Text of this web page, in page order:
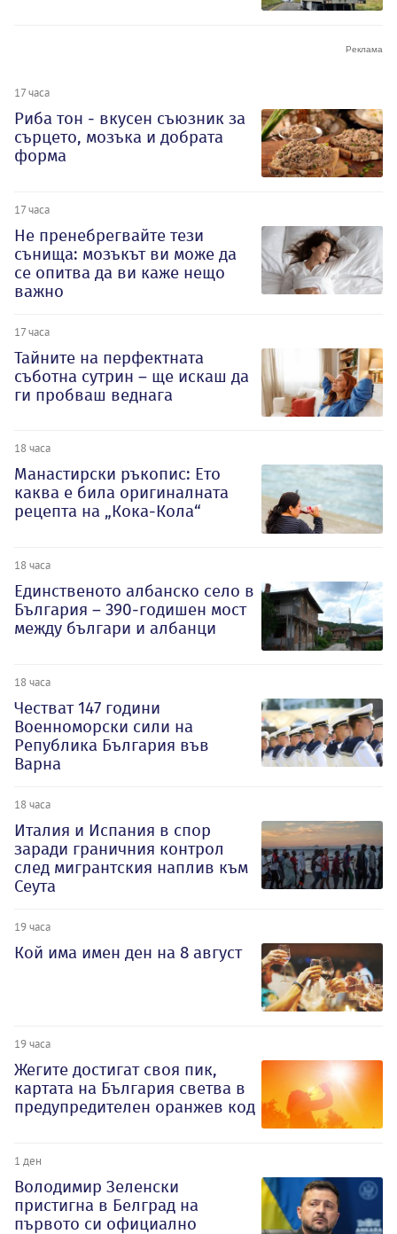
17 часа
Риба тон - вкусен съюзник за
сърцето, мозъка и добрата
форма
17 часа
Не пренебрегвайте тези
сънища: мозъкът ви може да
се опитва да ви каже нещо
важно
17 часа
Тайните на перфектната
съботна сутрин – ще искаш да
ги пробваш веднага
18 часа
Манастирски ръкопис: Ето
каква е била оригиналната
рецепта на „Кока-Кола“
18 часа
Единственото албанско село в
България – 390-годишен мост
между българи и албанци
18 часа
Честват 147 години
Военноморски сили на
Република България във
Варна
18 часа
Италия и Испания в спор
заради граничния контрол
след мигрантския наплив към
Сеута
19 часа
Кой има имен ден на 8 август
19 часа
Жегите достигат своя пик,
картата на България светва в
предупредителен оранжев код
1 ден
Володимир Зеленски
пристигна в Белград на
първото си официално